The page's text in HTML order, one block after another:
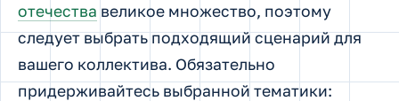
отечества великое множество, поэтому
следует выбрать подходящий сценарий для
вашего коллектива. Обязательно
придерживайтесь выбранной тематики: